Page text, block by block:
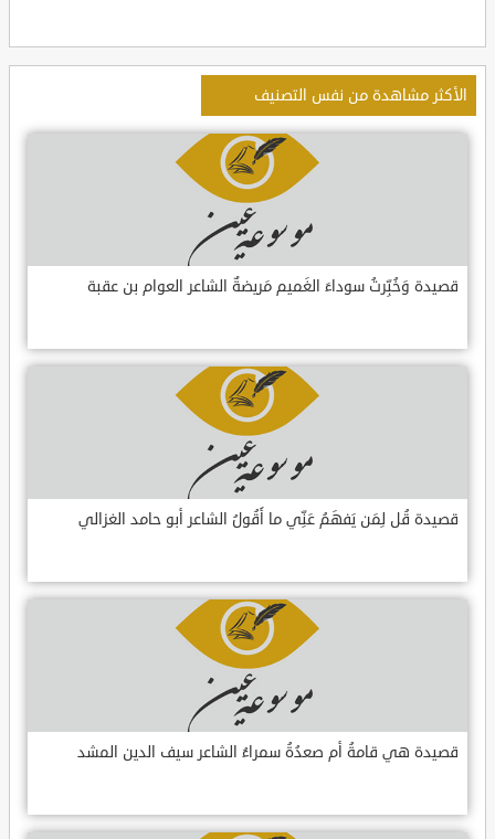
الأكثر مشاهدة من نفس التصنيف
قصيدة وَخُبِّرتُ سوداءَ الغَميم مَريضةٌ الشاعر العوام بن عقبة
قصيدة قُل لِمَن يَفهَمُ عَنِّي ما أَقُولُ الشاعر أبو حامد الغزالي
قصيدة هي قامةُ أم صعدُةُ سمراءُ الشاعر سيف الدين المشد